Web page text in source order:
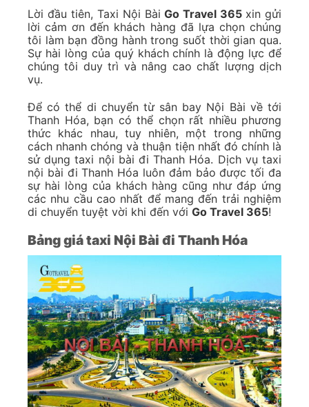
Lời đầu tiên, Taxi Nội BàiGo Travel 365 xin gửi
lời cảm ơn đến khách hàng đã lựa chọn chúng
tôi làm bạn đồng hành trong suốt thời gian qua.
Sự hài lòng của quý khách chính là động lực để
chúng tôi duy trì và nâng cao chất lượng dịch
vụ.
Để có thể di chuyển từ sân bay Nội Bài về tới
Thanh Hóa, bạn có thể chọn rất nhiều phương
thức khác nhau, tuy nhiên, một trong những
cách nhanh chóng và thuận tiện nhất đó chính là
sử dụng taxi nội bài đi Thanh Hóa. Dịch vụ taxi
nội bài đi Thanh Hóa luôn đảm bảo được tối đa
sự hài lòng của khách hàng cũng như đáp ứng
các nhu cầu cao nhất để mang đến trải nghiệm
di chuyển tuyệt vời khi đến với Go Travel 365!
Bảng giá taxi Nội Bài đi Thanh Hóa